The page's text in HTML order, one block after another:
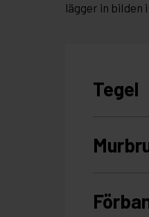
lägger in bilden